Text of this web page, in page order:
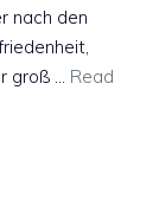
nach den
groß … Read